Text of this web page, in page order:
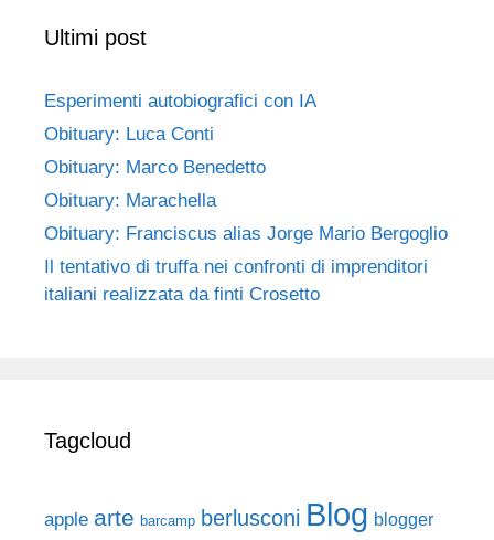
Ultimi post
Esperimenti autobiografici con IA
Obituary: Luca Conti
Obituary: Marco Benedetto
Obituary: Marachella
Obituary: Franciscus alias Jorge Mario Bergoglio
Il tentativo di truffa nei confronti di imprenditori
italiani realizzata da finti Crosetto
Tagcloud
apple arte barcamp berlusconi Blog blogger